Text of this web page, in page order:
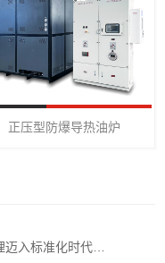
正压型防爆导热油炉